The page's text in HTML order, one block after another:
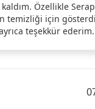
Özellikle
temizliği için
teşekkür ederim.